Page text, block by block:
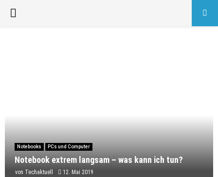
PRIMARY
Notebooks PCs und Computer
Notebook extrem langsam – was kann ich tun?
von Techaktuell 12. Mai 2019